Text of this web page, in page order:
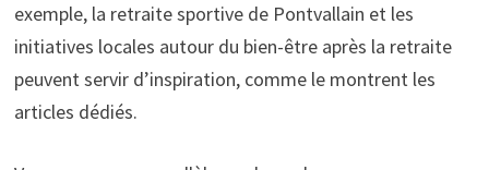
exemple, la retraite sportive de Pontvallain et les
initiatives locales autour du bien-être après la retraite
peuvent servir d’inspiration, comme le montrent les
articles dédiés.